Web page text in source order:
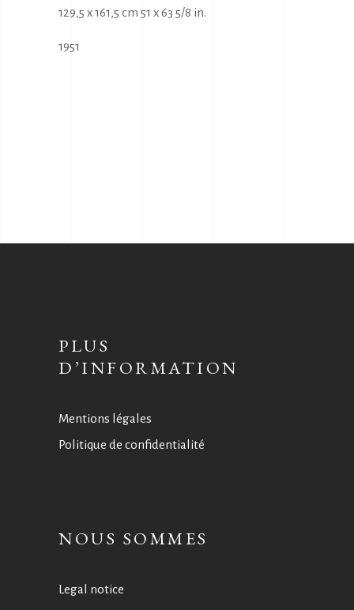
129,5 x 161,5 cm 51 x 63 5/8 in.
1951
PLUS
D’INFORMATION
Mentions légales
Politique de confidentialité
NOUS SOMMES
Legal notice